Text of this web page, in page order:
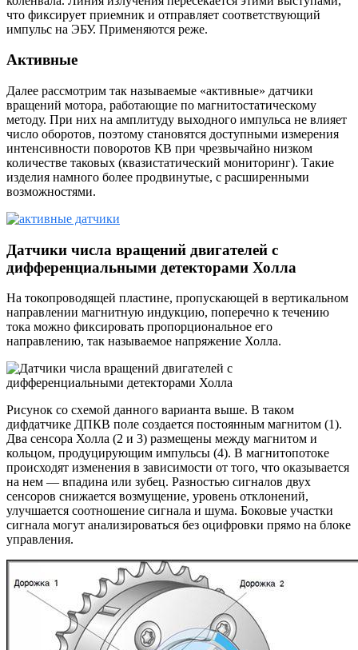
что фиксирует приемник и отправляет соответствующий
импульс на ЭБУ. Применяются реже.
Активные
Далее рассмотрим так называемые «активные» датчики
вращений мотора, работающие по магнитостатическому
методу. При них на амплитуду выходного импульса не влияет
число оборотов, поэтому становятся доступными измерения
интенсивности поворотов КВ при чрезвычайно низком
количестве таковых (квазистатический мониторинг). Такие
изделия намного более продвинутые, с расширенными
возможностями.
Датчики числа вращений двигателей с
дифференциальными детекторами Холла
На токопроводящей пластине, пропускающей в вертикальном
направлении магнитную индукцию, поперечно к течению
тока можно фиксировать пропорциональное его
направлению, так называемое напряжение Холла.
Рисунок со схемой данного варианта выше. В таком
дифдатчике ДПКВ поле создается постоянным магнитом (1).
Два сенсора Холла (2 и 3) размещены между магнитом и
кольцом, продуцирующим импульсы (4). В магнитопотоке
происходят изменения в зависимости от того, что оказывается
на нем — впадина или зубец. Разностью сигналов двух
сенсоров снижается возмущение, уровень отклонений,
улучшается соотношение сигнала и шума. Боковые участки
сигнала могут анализироваться без оцифровки прямо на блоке
управления.